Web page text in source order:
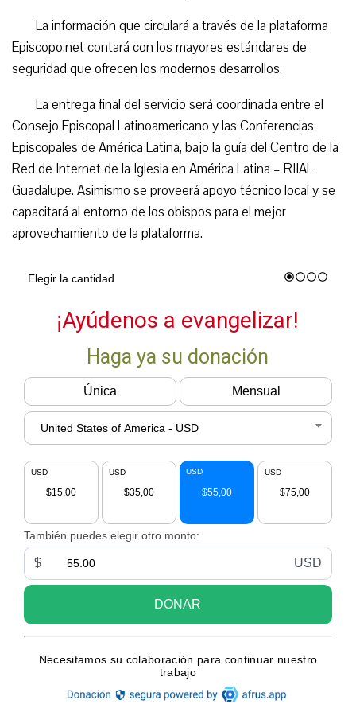
La información que circulará a través de la plataforma
Episcopo.net contará con los mayores estándares de
seguridad que ofrecen los modernos desarrollos.
La entrega final del servicio será coordinada entre el
Consejo Episcopal Latinoamericano y las Conferencias
Episcopales de América Latina, bajo la guía del Centro de la
Red de Internet de la Iglesia en América Latina – RIIAL
Guadalupe. Asimismo se proveerá apoyo técnico local y se
capacitará al entorno de los obispos para el mejor
aprovechamiento de la plataforma.